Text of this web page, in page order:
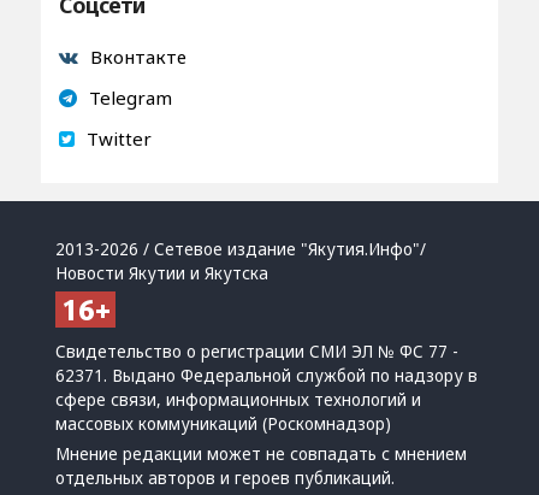
Вконтакте
Telegram
Twitter
2013-2026 / Сетевое издание "Якутия.Инфо"/
Новости Якутии и Якутска
Свидетельство о регистрации СМИ ЭЛ № ФС 77 -
62371. Выдано Федеральной службой по надзору в
сфере связи, информационных технологий и
массовых коммуникаций (Роскомнадзор)
Мнение редакции может не совпадать с мнением
отдельных авторов и героев публикаций.